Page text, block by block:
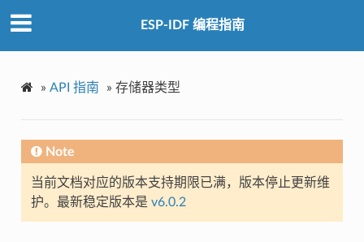
ESP-IDF 编程指南
» API 指南 » 存储器类型
Note
当前文档对应的版本支持期限已满，版本停止更新维
护。最新稳定版本是 v6.0.2